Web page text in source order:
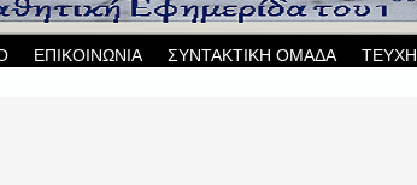
ΕΠΙΚΟΙΝΩΝΙΑ ΣΥΝΤΑΚΤΙΚΗ ΟΜΑΔΑ ΤΕΥΧΗ